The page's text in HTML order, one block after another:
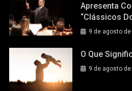
Apresenta
“Clássicos
9 de agosto de
O Que
9 de agosto de